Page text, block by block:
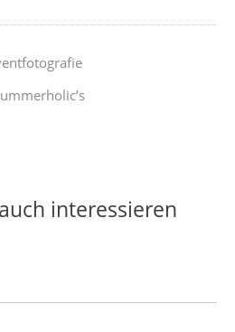
interessieren